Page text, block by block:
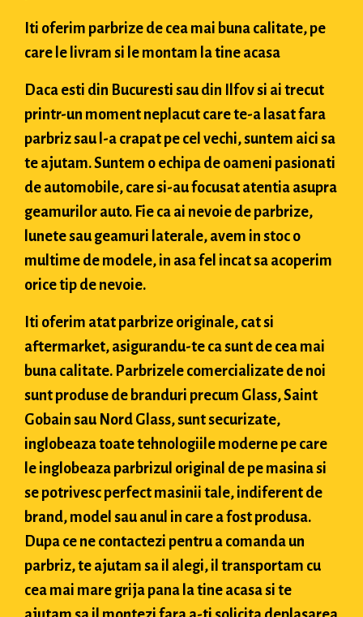
Iti oferim parbrize de cea mai buna calitate, pe
care le livram si le montam la tine acasa
Daca esti din Bucuresti sau din Ilfov si ai trecut
printr-un moment neplacut care te-a lasat fara
parbriz sau l-a crapat pe cel vechi, suntem aici sa
te ajutam. Suntem o echipa de oameni pasionati
de automobile, care si-au focusat atentia asupra
geamurilor auto. Fie ca ai nevoie de parbrize,
lunete sau geamuri laterale, avem in stoc o
multime de modele, in asa fel incat sa acoperim
orice tip de nevoie.
Iti oferim atat parbrize originale, cat si
aftermarket, asigurandu-te ca sunt de cea mai
buna calitate. Parbrizele comercializate de noi
sunt produse de branduri precum Glass, Saint
Gobain sau Nord Glass, sunt securizate,
inglobeaza toate tehnologiile moderne pe care
le inglobeaza parbrizul original de pe masina si
se potrivesc perfect masinii tale, indiferent de
brand, model sau anul in care a fost produsa.
Dupa ce ne contactezi pentru a comanda un
parbriz, te ajutam sa il alegi, il transportam cu
cea mai mare grija pana la tine acasa si te